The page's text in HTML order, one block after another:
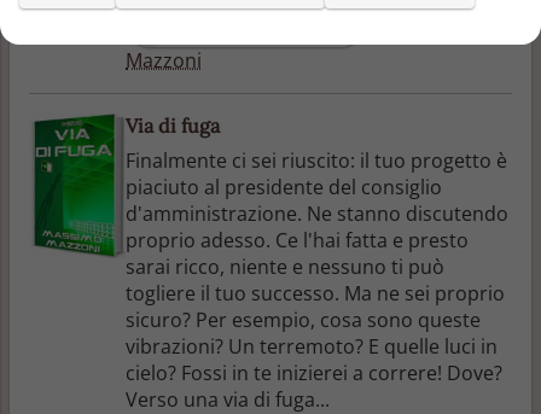
Mazzoni
Via di fuga
Finalmente ci sei riuscito: il tuo progetto è
piaciuto al presidente del consiglio
d'amministrazione. Ne stanno discutendo
proprio adesso. Ce l'hai fatta e presto
sarai ricco, niente e nessuno ti può
togliere il tuo successo. Ma ne sei proprio
sicuro? Per esempio, cosa sono queste
vibrazioni? Un terremoto? E quelle luci in
cielo? Fossi in te inizierei a correre! Dove?
Verso una via di fuga...